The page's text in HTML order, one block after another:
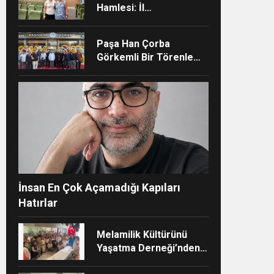
Hamlesi: İl
adımı
Paşa Han Çorba
Görkemli Bir Törenle
İnsan En Çok Açamadığı Kapıları
Hatırlar
Melamilik Kültürünü
Yaşatma Derneği’nden